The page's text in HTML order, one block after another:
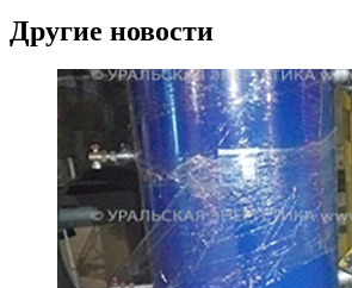
Другие новости